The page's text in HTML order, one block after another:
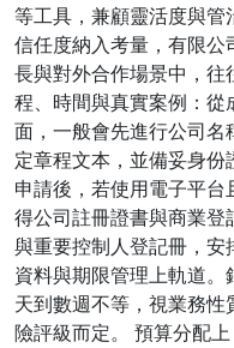
等工具，兼顧靈活度與管
信任度納入考量，有限公
長與對外合作場景中，往
程、時間與真實案例：從
面，一般會先進行公司名
定章程文本，並備妥身份
申請後，若使用電子平台
得公司註冊證書與商業登
與重要控制人登記冊，安
資料與期限管理上軌道。
天到數週不等，視業務
險評級而定。 預算分配